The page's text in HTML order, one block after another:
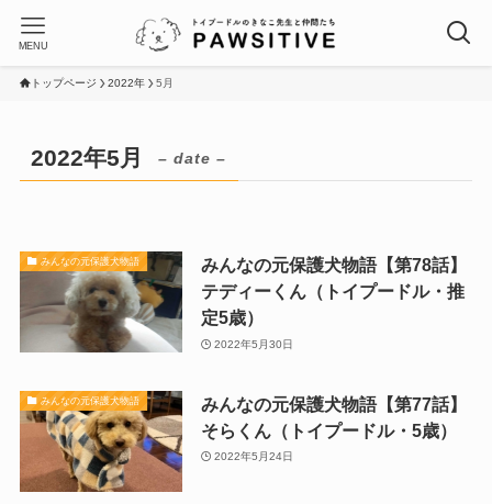
MENU
トップページ 2022年 5月
2022年5月 – date –
みんなの元保護犬物語
みんなの元保護犬物語【第78話】
テディーくん（トイプードル・推
定5歳）
2022年5月30日
みんなの元保護犬物語
みんなの元保護犬物語【第77話】
そらくん（トイプードル・5歳）
2022年5月24日